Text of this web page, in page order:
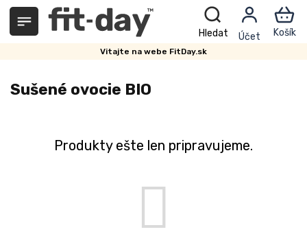
Prejsť
obsah
Vitajte na webe FitDay.sk
Sušené ovocie BIO
Produkty ešte len pripravujeme.